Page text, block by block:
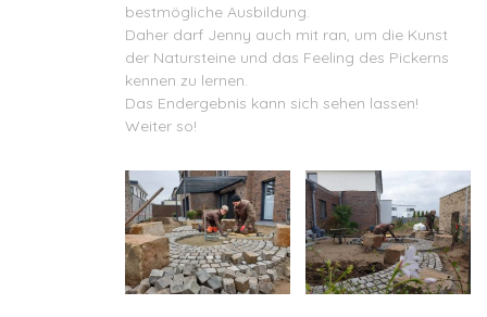
bestmögliche Ausbildung.
Daher darf Jenny auch mit ran, um die Kunst
der Natursteine und das Feeling des Pickerns
kennen zu lernen.
Das Endergebnis kann sich sehen lassen!
Weiter so!